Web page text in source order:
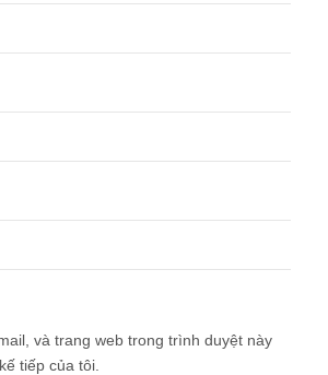
và trang web trong trình duyệt này
tiếp của tôi.